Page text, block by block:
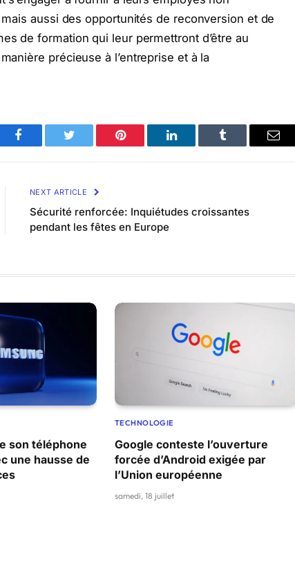
aussi des opportunités de reconversion et de
de formation qui leur permettront d’être au
précieuse à l’entreprise et à la
Facebook Twitter Pinterest LinkedIn Tumblr
NEXT ARTICLE
Sécurité renforcée: Inquiétudes croissantes
pendant les fêtes en Europe
son téléphone
une hausse de
TECHNOLOGIE
Google conteste l’ouverture
forcée d’Android exigée par
l’Union européenne
samedi, 18 juillet